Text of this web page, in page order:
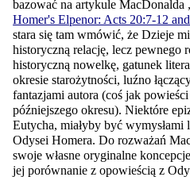
bazować na artykule MacDonalda
Homer's Elpenor: Acts 20:7-12
stara się tam wmówić, że Dzieje
historyczną relację, lecz pewnego
historyczną nowelkę, gatunek
okresie starożytności, luźno
fantazjami autora (coś jak
późniejszego okresu). Niektóre
Eutycha, miałyby być
Odysei Homera. Do rozważań
swoje własne oryginalne
jej porównanie z opowieścią z